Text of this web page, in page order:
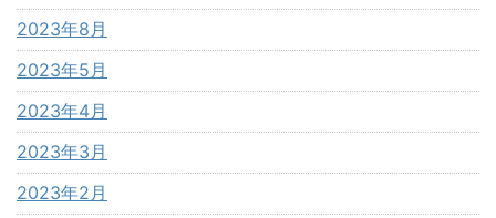
2023年8月
2023年5月
2023年4月
2023年3月
2023年2月